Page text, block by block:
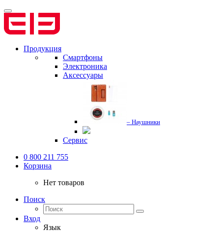
Продукция
Смартфоны
Электроника
Аксессуары
– Наушники
Сервис
0 800 211 755
Корзина
Нет товаров
Поиск
Вход
Язык